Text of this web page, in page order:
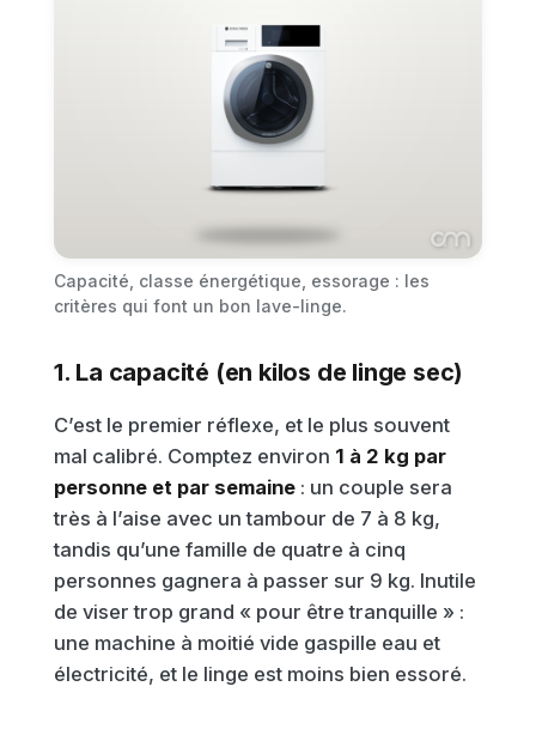
Capacité, classe énergétique, essorage : les
critères qui font un bon lave-linge.
1. La capacité (en kilos de linge sec)
C’est le premier réflexe, et le plus souvent
mal calibré. Comptez environ 1 à 2 kg par
personne et par semaine: un couple sera
très à l’aise avec un tambour de 7 à 8 kg,
tandis qu’une famille de quatre à cinq
personnes gagnera à passer sur 9 kg. Inutile
de viser trop grand « pour être tranquille » :
une machine à moitié vide gaspille eau et
électricité, et le linge est moins bien essoré.